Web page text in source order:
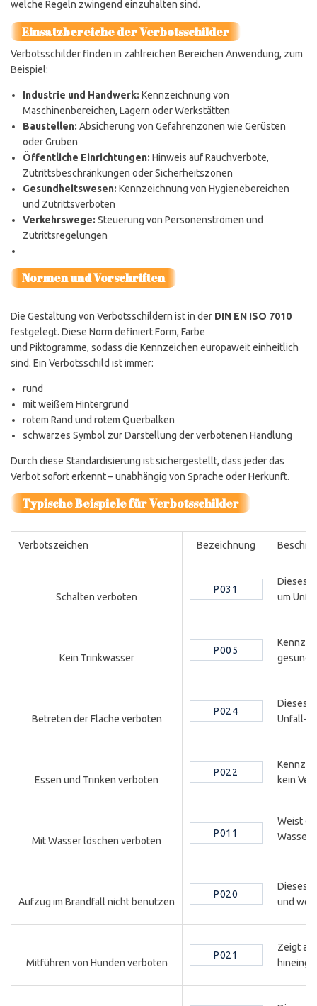
welche Regeln zwingend einzuhalten sind.
Einsatzbereiche der Verbotsschilder
Verbotsschilder finden in zahlreichen Bereichen Anwendung, zum
Beispiel:
Industrie und Handwerk: Kennzeichnung von
Maschinenbereichen, Lagern oder Werkstätten
Baustellen: Absicherung von Gefahrenzonen wie Gerüsten
oder Gruben
Öffentliche Einrichtungen: Hinweis auf Rauchverbote,
Zutrittsbeschränkungen oder Sicherheitszonen
Gesundheitswesen: Kennzeichnung von Hygienebereichen
und Zutrittsverboten
Verkehrswege: Steuerung von Personenströmen und
Zutrittsregelungen
Normen und Vorschriften
Die Gestaltung von Verbotsschildern ist in der DIN EN ISO 7010
festgelegt. Diese Norm definiert Form, Farbe
und Piktogramme, sodass die Kennzeichen europaweit einheitlich
sind. Ein Verbotsschild ist immer:
rund
mit weißem Hintergrund
rotem Rand und rotem Querbalken
schwarzes Symbol zur Darstellung der verbotenen Handlung
Durch diese Standardisierung ist sichergestellt, dass jeder das
Verbot sofort erkennt – unabhängig von Sprache oder Herkunft.
Typische Beispiele für Verbotsschilder
Verbotszeichen Bezeichnung
Schalten verboten
P031
Dieses
um
Kein Trinkwasser
P005
Betreten der Fläche verboten
P024
Dieses
Unfall-
Essen und Trinken verboten
P022
kein
Mit Wasser löschen verboten
P011
Weist
Wasser
Aufzug im Brandfall nicht benutzen
P020
Dieses
und
Mitführen von Hunden verboten
P021
Zeigt